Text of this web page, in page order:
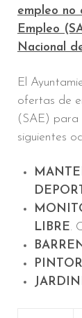
empleo no
Empleo
Nacional
El
ofertas de
(SAE) para
siguientes
LIBRE.